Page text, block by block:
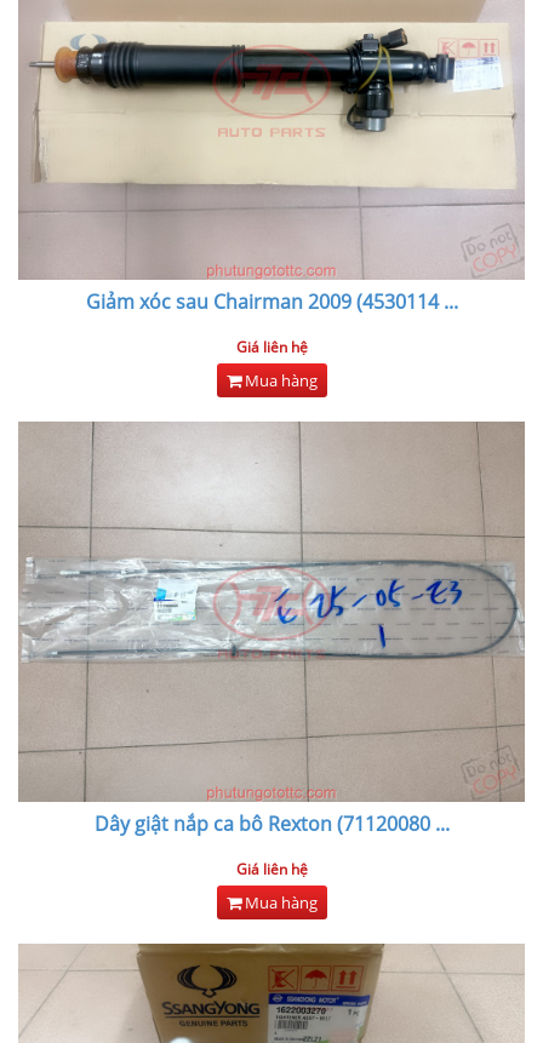
Giảm xóc sau Chairman 2009 (4530114...
Giá liên hệ
Mua hàng
Dây giật nắp ca bô Rexton (71120080...
Giá liên hệ
Mua hàng